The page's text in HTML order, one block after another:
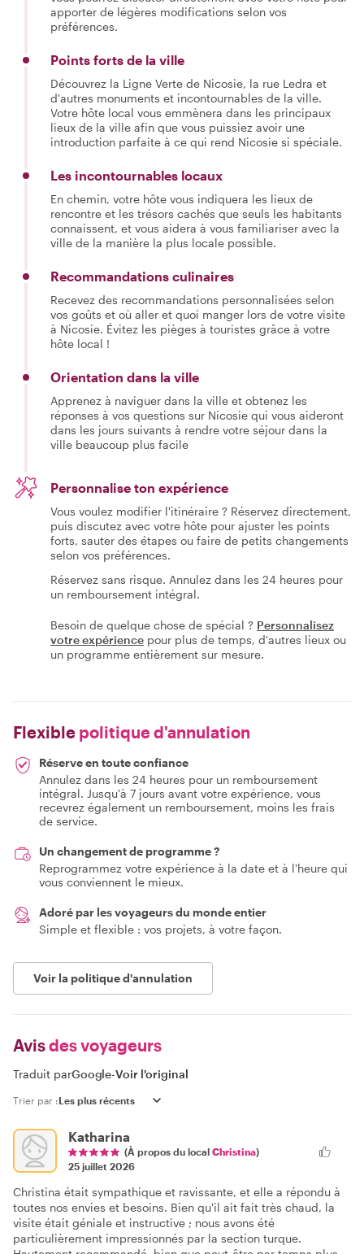
apporter de légères modifications selon vos
préférences.
Points forts de la ville
Découvrez la Ligne Verte de Nicosie, la rue Ledra et
d'autres monuments et incontournables de la ville.
Votre hôte local vous emmènera dans les principaux
lieux de la ville afin que vous puissiez avoir une
introduction parfaite à ce qui rend Nicosie si spéciale.
Les incontournables locaux
En chemin, votre hôte vous indiquera les lieux de
rencontre et les trésors cachés que seuls les habitants
connaissent, et vous aidera à vous familiariser avec la
ville de la manière la plus locale possible.
Recommandations culinaires
Recevez des recommandations personnalisées selon
vos goûts et où aller et quoi manger lors de votre visite
à Nicosie. Évitez les pièges à touristes grâce à votre
hôte local !
Orientation dans la ville
Apprenez à naviguer dans la ville et obtenez les
réponses à vos questions sur Nicosie qui vous aideront
dans les jours suivants à rendre votre séjour dans la
ville beaucoup plus facile
Personnalise ton expérience
Vous voulez modifier l'itinéraire ? Réservez directement,
puis discutez avec votre hôte pour ajuster les points
forts, sauter des étapes ou faire de petits changements
selon vos préférences.
Réservez sans risque. Annulez dans les 24 heures pour
un remboursement intégral.
Besoin de quelque chose de spécial ? Personnalisez
votre expérience pour plus de temps, d'autres lieux ou
un programme entièrement sur mesure.
Flexible politique d'annulation
Réserve en toute confiance
Annulez dans les 24 heures pour un remboursement
intégral. Jusqu'à 7 jours avant votre expérience, vous
recevrez également un remboursement, moins les frais
de service.
Un changement de programme ?
Reprogrammez votre expérience à la date et à l'heure qui
vous conviennent le mieux.
Adoré par les voyageurs du monde entier
Simple et flexible : vos projets, à votre façon.
Voir la politique d'annulation
Avisdes voyageurs
Traduit parGoogle-Voir l'original
Trier par :
Katharina
(À propos du local Christina)
25 juillet 2026
Christina était sympathique et ravissante, et elle a répondu à
toutes nos envies et besoins. Bien qu'il ait fait très chaud, la
visite était géniale et instructive ; nous avons été
particulièrement impressionnés par la section turque.